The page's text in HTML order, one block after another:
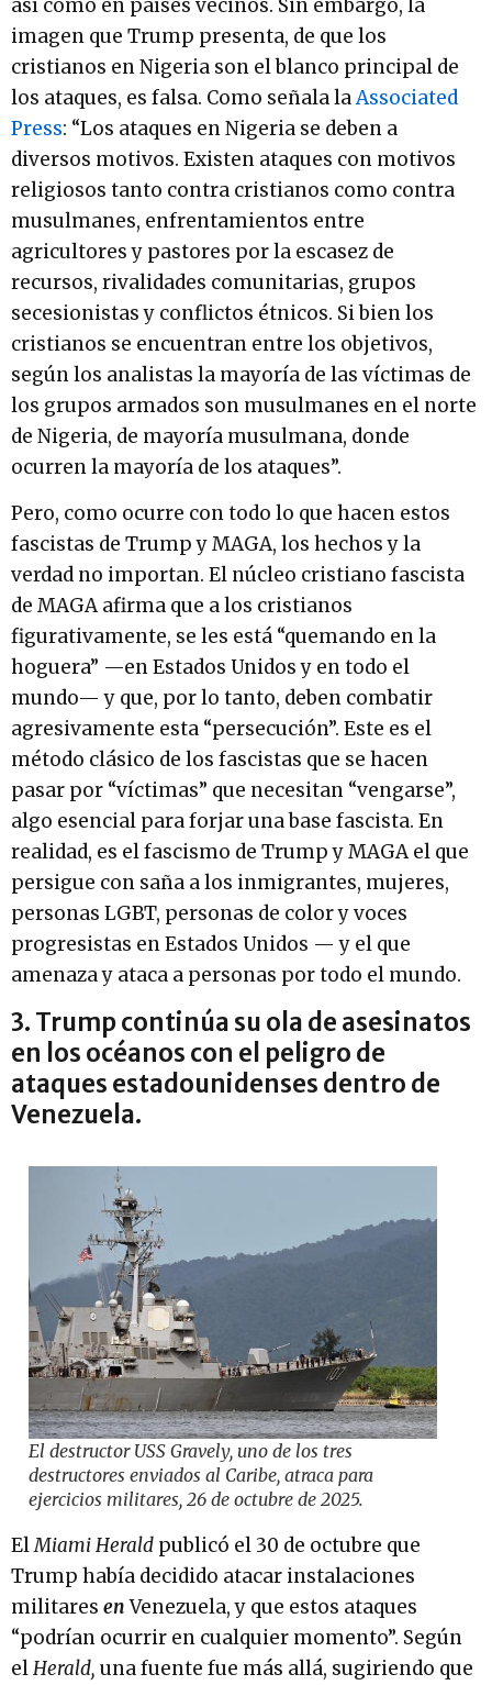
así como en países vecinos. Sin embargo, la
imagen que Trump presenta, de que los
cristianos en Nigeria son el blanco principal de
los ataques, es falsa. Como señala laAssociated
Press: “Los ataques en Nigeria se deben a
diversos motivos. Existen ataques con motivos
religiosos tanto contra cristianos como contra
musulmanes, enfrentamientos entre
agricultores y pastores por la escasez de
recursos, rivalidades comunitarias, grupos
secesionistas y conflictos étnicos. Si bien los
cristianos se encuentran entre los objetivos,
según los analistas la mayoría de las víctimas de
los grupos armados son musulmanes en el norte
de Nigeria, de mayoría musulmana, donde
ocurren la mayoría de los ataques”.
Pero, como ocurre con todo lo que hacen estos
fascistas de Trump y MAGA, los hechos y la
verdad no importan. El núcleo cristiano fascista
de MAGA afirma que a los cristianos
figurativamente, se les está “quemando en la
hoguera” —en Estados Unidos y en todo el
mundo— y que, por lo tanto, deben combatir
agresivamente esta “persecución”. Este es el
método clásico de los fascistas que se hacen
pasar por “víctimas” que necesitan “vengarse”,
algo esencial para forjar una base fascista. En
realidad, es el fascismo de Trump y MAGA el que
persigue con saña a los inmigrantes, mujeres,
personas LGBT, personas de color y voces
progresistas en Estados Unidos — y el que
amenaza y ataca a personas por todo el mundo.
3. Trump continúa su ola de asesinatos
en los océanos con el peligro de
ataques estadounidenses dentro de
Venezuela.
El destructor USS Gravely, uno de los tres
destructores enviados al Caribe, atraca para
ejercicios militares, 26 de octubre de 2025.
ElMiami Herald publicó el 30 de octubre que
Trump había decidido atacar instalaciones
militares enVenezuela, y que estos ataques
“podrían ocurrir en cualquier momento”. Según
elHerald, una fuente fue más allá, sugiriendo que